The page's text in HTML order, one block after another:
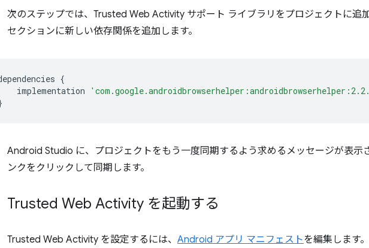
次のステップでは、Trusted Web Activity サポート ライブラリをプロジェクトに追加
セクションに新しい依存関係を追加します。
{
implementation
Android Studio に、プロジェクトをもう一度同期するよう求めるメッセージが表示
ンクをクリックして同期します。
Trusted Web Activity を起動する
Trusted Web Activity を設定するには、 Android アプリ マニフェストを編集します。